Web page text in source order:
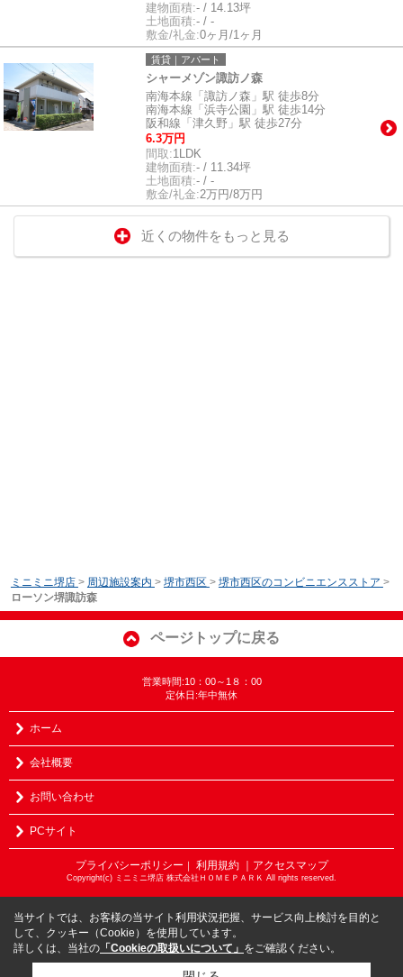
建物面積:- / 14.13坪
土地面積:- / -
敷金/礼金:0ヶ月/1ヶ月
賃貸｜アパート
シャーメゾン諏訪ノ森
南海本線「諏訪ノ森」駅 徒歩8分
南海本線「浜寺公園」駅 徒歩14分
阪和線「津久野」駅 徒歩27分
6.3万円
間取:1LDK
建物面積:- / 11.34坪
土地面積:- / -
敷金/礼金:2万円/8万円
近くの物件をもっと見る
ミニミニ堺店 > 周辺施設案内 > 堺市西区 > 堺市西区のコンビニエンスストア >
ローソン堺諏訪森
ページトップに戻る
営業時間:10：00～1８：00
定休日:年中無休
ホーム
会社概要
お問い合わせ
PCサイト
プライバシーポリシー ｜ 利用規約 ｜アクセスマップ
Copyright(c) ミニミニ堺店 株式会社ＨＯＭＥＰＡＲＫ All rights reserved.
当サイトでは、お客様の当サイト利用状況把握、サービス向上検討を目的と
して、クッキー（Cookie）を使用しています。
詳しくは、当社の 「Cookieの取扱いについて」 をご確認ください。